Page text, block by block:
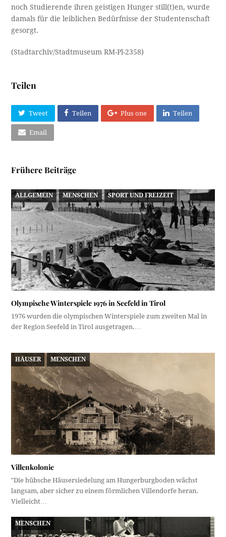
noch Studierende ihren geistigen Hunger still(t)en, wurde
damals für die leiblichen Bedürfnisse der Studentenschaft
gesorgt.
(Stadtarchiv/Stadtmuseum RM-Pl-2358)
Teilen
Tweet Teilen Plus one Teilen
Email
Frühere Beiträge
ALLGEMEIN MENSCHEN SPORT UND FREIZEIT
Olympische Winterspiele 1976 in Seefeld in Tirol
1976 wurden die olympischen Winterspiele zum zweiten Mal in
der Region Seefeld in Tirol ausgetragen.…
HÄUSER MENSCHEN
Villenkolonie
"Die hübsche Häusersiedelung am Hungerburgboden wächst
langsam, aber sicher zu einem förmlichen Villendorfe heran.
Vielleicht…
MENSCHEN